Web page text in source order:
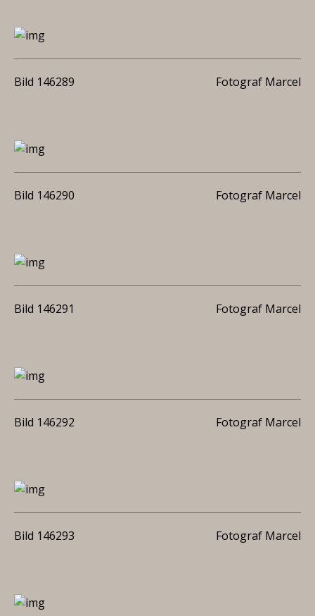
Bild 146289 Fotograf Marcel
Bild 146290 Fotograf Marcel
Bild 146291 Fotograf Marcel
Bild 146292 Fotograf Marcel
Bild 146293 Fotograf Marcel